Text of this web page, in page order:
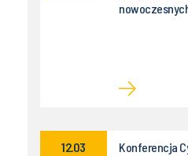
Konferencja
12.03